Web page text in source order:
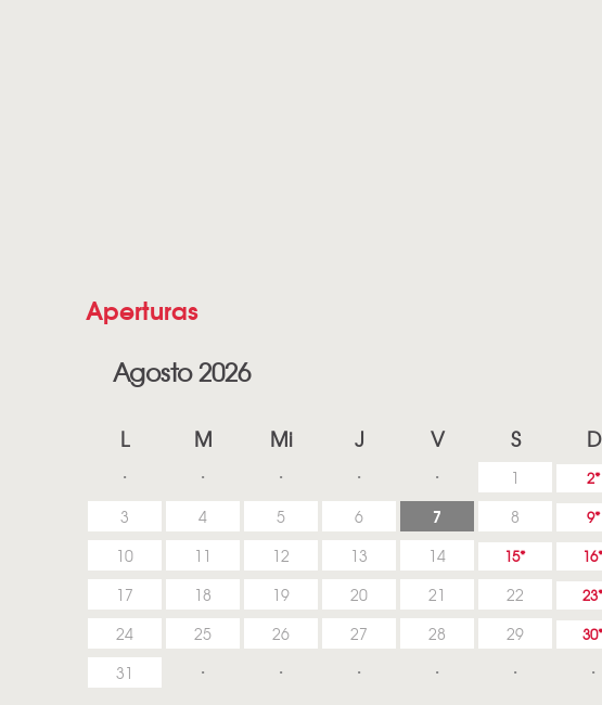
Aperturas
Agosto 2026
L M Mi J V S D
1 2
3 4 5 6 7 8 9
10 11 12 13 14 15 16
17 18 19 20 21 22 23
24 25 26 27 28 29 30
31